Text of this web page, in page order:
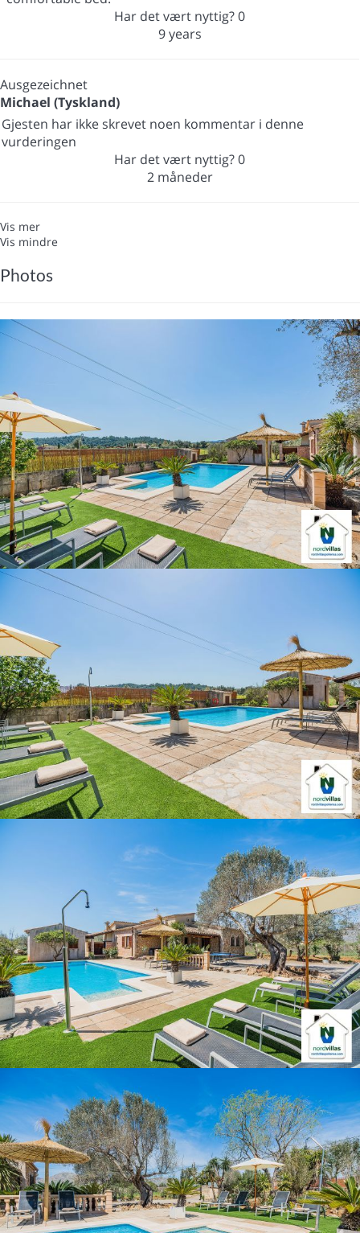
Har det vært nyttig?0
9 years
Ausgezeichnet
Michael (Tyskland)
Gjesten har ikke skrevet noen kommentar i denne
vurderingen
Har det vært nyttig?0
2 måneder
Vis mer
Vis mindre
Photos